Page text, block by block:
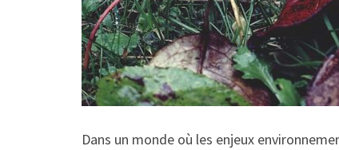
Dans un monde où les enjeux